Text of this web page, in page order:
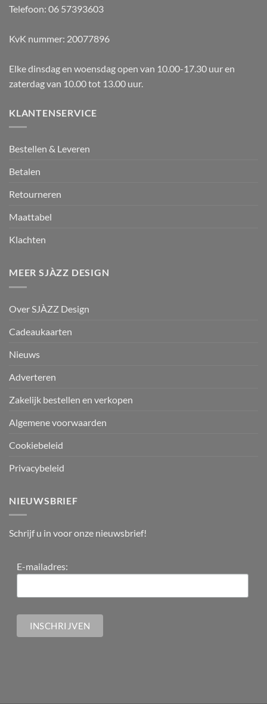
Telefoon: 06 57393603
KvK nummer: 20077896
Elke dinsdag en woensdag open van 10.00-17.30 uur en
zaterdag van 10.00 tot 13.00 uur.
KLANTENSERVICE
Bestellen & Leveren
Betalen
Retourneren
Maattabel
Klachten
MEER SJÀZZ DESIGN
Over SJÀZZ Design
Cadeaukaarten
Nieuws
Adverteren
Zakelijk bestellen en verkopen
Algemene voorwaarden
Cookiebeleid
Privacybeleid
NIEUWSBRIEF
Schrijf u in voor onze nieuwsbrief!
E-mailadres: